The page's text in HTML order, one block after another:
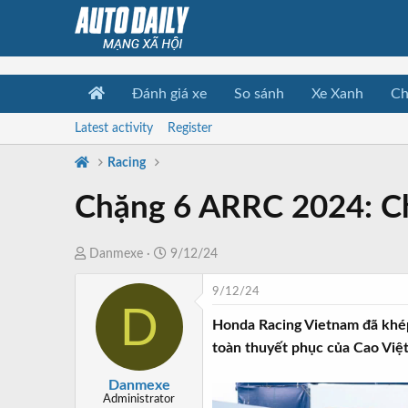
Đánh giá xe So sánh Xe Xanh
Latest activity Register
Racing
Chặng 6 ARRC 2024:
T
Danmexe
N
à
ắ
đ
9/12/24
D
Danmexe
Administrator
9/12/24
Honda Racing Vietnam đã
toàn thuyết phục của Cao